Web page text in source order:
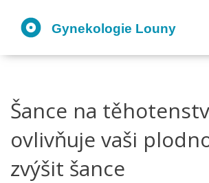
Šance na
ovlivňuje vaši
zvýšit šance